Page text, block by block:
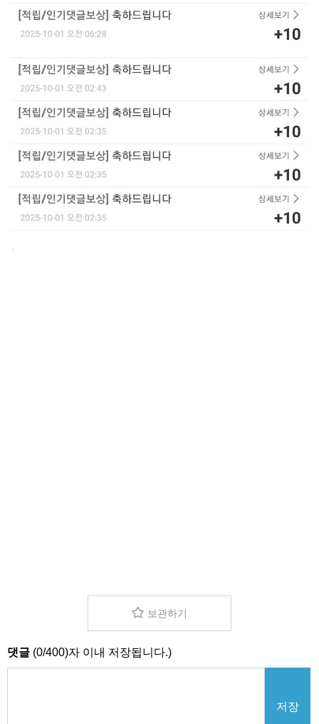
보관하기
댓글 (0/400)자 이내 저장됩니다.)
저장